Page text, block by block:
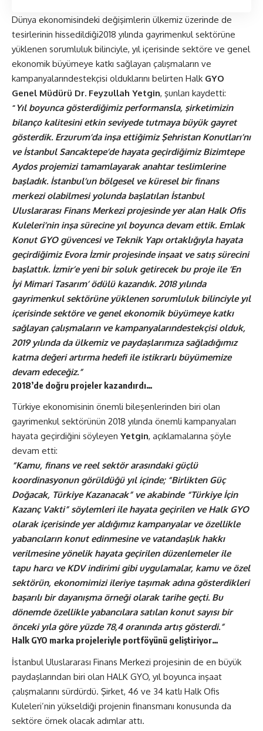
Dünya ekonomisindeki değişimlerin ülkemiz üzerinde de
tesirlerinin hissedildiği2018 yılında gayrimenkul sektörüne
yüklenen sorumluluk bilinciyle, yıl içerisinde sektöre ve genel
ekonomik büyümeye katkı sağlayan çalışmaların ve
kampanyalarındestekçisi olduklarını belirten Halk GYO
Genel Müdürü Dr. Feyzullah Yetgin, şunları kaydetti:
“Yıl boyunca gösterdiğimiz performansla, şirketimizin
bilanço kalitesini etkin seviyede tutmaya büyük gayret
gösterdik. Erzurum’da inşa ettiğimiz Şehristan Konutları’nı
ve İstanbul Sancaktepe’de hayata geçirdiğimiz Bizimtepe
Aydos projemizi tamamlayarak anahtar teslimlerine
başladık. İstanbul’un bölgesel ve küresel bir finans
merkezi olabilmesi yolunda başlatılan İstanbul
Uluslararası Finans Merkezi projesinde yer alan Halk Ofis
Kuleleri’nin inşa sürecine yıl boyunca devam ettik. Emlak
Konut GYO güvencesi ve Teknik Yapı ortaklığıyla hayata
geçirdiğimiz Evora İzmir projesinde inşaat ve satış sürecini
başlattık. İzmir’e yeni bir soluk getirecek bu proje ile ‘En
İyi Mimari Tasarım’ ödülü kazandık. 2018 yılında
gayrimenkul sektörüne yüklenen sorumluluk bilinciyle yıl
içerisindesektöre ve genel ekonomik büyümeye katkı
sağlayan çalışmaların ve kampanyalarındestekçisi olduk,
2019 yılında da ülkemiz ve paydaşlarımıza sağladığımız
katma değeri artırma hedefi ile istikrarlı büyümemize
devam edeceğiz.”
2018’de doğru projeler kazandırdı…
Türkiye ekonomisinin önemli bileşenlerinden biri olan
gayrimenkul sektörünün 2018 yılında önemli kampanyaları
hayata geçirdiğini söyleyen Yetgin, açıklamalarına şöyle
devam etti:
“Kamu, finans ve reel sektör arasındaki güçlü
koordinasyonun görüldüğü yıl içinde; “Birlikten Güç
Doğacak, Türkiye Kazanacak” ve akabinde “Türkiye İçin
Kazanç Vakti” söylemleri ile hayata geçirilen ve Halk GYO
olarak içerisinde yer aldığımız kampanyalar ve özellikle
yabancıların konut edinmesine ve vatandaşlık hakkı
verilmesine yönelik hayata geçirilen düzenlemeler ile
tapu harcı ve KDV indirimi gibi uygulamalar, kamu ve özel
sektörün, ekonomimizi ileriye taşımak adına gösterdikleri
başarılı bir dayanışma örneği olarak tarihe geçti. Bu
dönemde özellikle yabancılara satılan konut sayısı bir
önceki yıla göre yüzde 78,4 oranında artış gösterdi.”
Halk GYO marka projeleriyle portföyünü geliştiriyor…
İstanbul Uluslararası Finans Merkezi projesinin de en büyük
paydaşlarından biri olan HALK GYO, yıl boyunca inşaat
çalışmalarını sürdürdü. Şirket, 46 ve 34 katlı Halk Ofis
Kuleleri’nin yükseldiği projenin finansmanı konusunda da
sektöre örnek olacak adımlar attı.